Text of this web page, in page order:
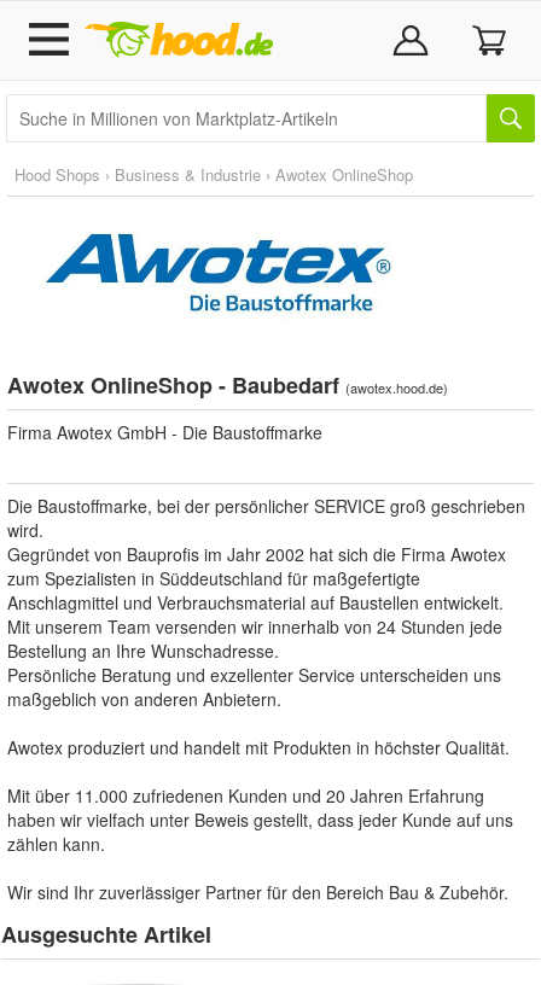
Hood Shops › Business & Industrie › Awotex OnlineShop
Awotex OnlineShop - Baubedarf (awotex.hood.de)
Firma Awotex GmbH - Die Baustoffmarke
Die Baustoffmarke, bei der persönlicher SERVICE groß geschrieben
wird.
Gegründet von Bauprofis im Jahr 2002 hat sich die Firma Awotex
zum Spezialisten in Süddeutschland für maßgefertigte
Anschlagmittel und Verbrauchsmaterial auf Baustellen entwickelt.
Mit unserem Team versenden wir innerhalb von 24 Stunden jede
Bestellung an Ihre Wunschadresse.
Persönliche Beratung und exzellenter Service unterscheiden uns
maßgeblich von anderen Anbietern.
Awotex produziert und handelt mit Produkten in höchster Qualität.
Mit über 11.000 zufriedenen Kunden und 20 Jahren Erfahrung
haben wir vielfach unter Beweis gestellt, dass jeder Kunde auf uns
zählen kann.
Wir sind Ihr zuverlässiger Partner für den Bereich Bau & Zubehör.
Ausgesuchte Artikel